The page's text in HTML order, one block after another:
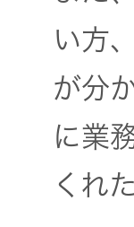
い方
が分
に業
くれ